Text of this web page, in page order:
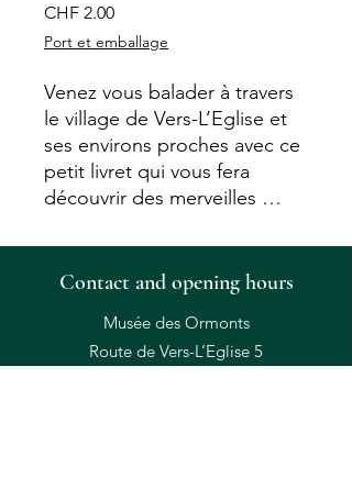
CHF 2.00Price
Port et emballage
Venez vous balader à travers
le village de Vers-L’Eglise et
ses environs proches avec ce
petit livret qui vous fera
découvrir des merveilles …
Contact and opening hours
Musée des Ormonts
Route de Vers-L’Eglise 5